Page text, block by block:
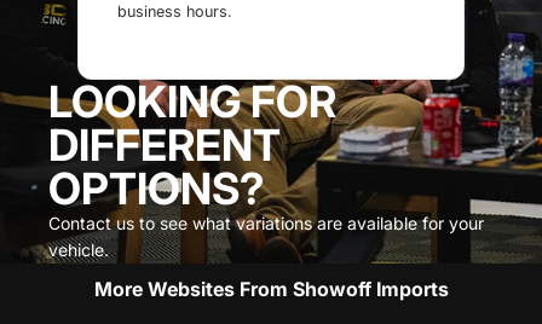
business hours.
LOOKING FOR
DIFFERENT
OPTIONS?
Contact us to see what variations are available for your
vehicle.
More Websites From Showoff Imports